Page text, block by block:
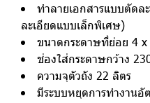
ทำลายเอกสารแบบตัดล
ละเอียดแบบเล็กพิเศษ)
ขนาดกระดาษที่ย่อย 4 x
ช่องใส่กระดาษกว้าง
ความจุตัวถัง 22 ลิตร
มีระบบหยุดการทำงานอั